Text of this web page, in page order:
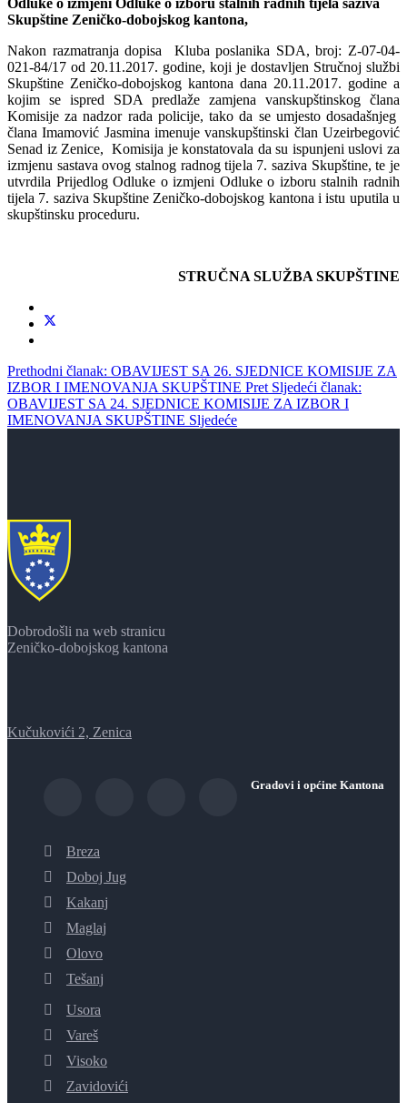
Skupštine Zeničko-dobojskog kantona,
Nakon razmatranja dopisa Kluba poslanika SDA, broj: Z-07-04-
021-84/17 od 20.11.2017. godine, koji je dostavljen Stručnoj službi
Skupštine Zeničko-dobojskog kantona dana 20.11.2017. godine a
kojim se ispred SDA predlaže zamjena vanskupštinskog člana
Komisije za nadzor rada policije, tako da se umjesto dosadašnjeg
člana Imamović Jasmina imenuje vanskupštinski član Uzeirbegović
Senad iz Zenice, Komisija je konstatovala da su ispunjeni uslovi za
izmjenu sastava ovog stalnog radnog tijela 7. saziva Skupštine, te je
utvrdila Prijedlog Odluke o izmjeni Odluke o izboru stalnih radnih
tijela 7. saziva Skupštine Zeničko-dobojskog kantona i istu uputila u
skupštinsku proceduru.
STRUČNA SLUŽBA SKUPŠTINE
Prethodni članak: OBAVIJEST SA 26. SJEDNICE KOMISIJE ZA
IZBOR I IMENOVANJA SKUPŠTINE Pret Sljedeći članak:
OBAVIJEST SA 24. SJEDNICE KOMISIJE ZA IZBOR I
IMENOVANJA SKUPŠTINE Sljedeće
Dobrodošli na web stranicu
Zeničko-dobojskog kantona
Kučukovići 2, Zenica
Gradovi i općine Kantona
Breza
Doboj Jug
Kakanj
Maglaj
Olovo
Tešanj
Usora
Vareš
Visoko
Zavidovići